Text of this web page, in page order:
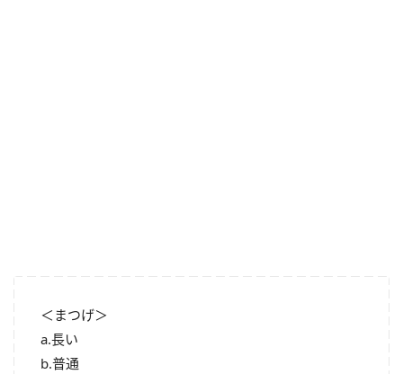
＜まつげ＞
a.長い
b.普通